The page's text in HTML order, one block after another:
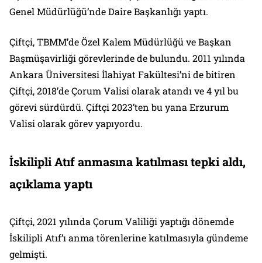
Genel Müdürlüğü’nde Daire Başkanlığı yaptı.
Çiftçi, TBMM’de Özel Kalem Müdürlüğü ve Başkan
Başmüşavirliği görevlerinde de bulundu. 2011 yılında
Ankara Üniversitesi İlahiyat Fakültesi’ni de bitiren
Çiftçi, 2018’de Çorum Valisi olarak atandı ve 4 yıl bu
görevi sürdürdü. Çiftçi 2023’ten bu yana Erzurum
Valisi olarak görev yapıyordu.
İskilipli Atıf anmasına katılması tepki aldı,
açıklama yaptı
Çiftçi, 2021 yılında Çorum Valiliği yaptığı dönemde
İskilipli Atıf’ı anma törenlerine katılmasıyla gündeme
gelmişti.